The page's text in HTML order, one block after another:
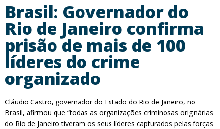
Brasil: Governador do
Rio de Janeiro confirma
prisão de mais de 100
líderes do crime
organizado
Cláudio Castro, governador do Estado do Rio de Janeiro, no
Brasil, afirmou que “todas as organizações criminosas originárias
do Rio de Janeiro tiveram os seus líderes capturados pelas forças